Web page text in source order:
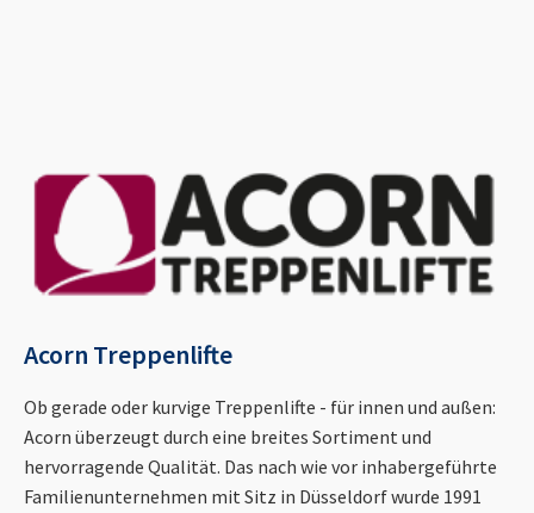
Acorn Treppenlifte
Ob gerade oder kurvige Treppenlifte - für innen und außen:
Acorn überzeugt durch eine breites Sortiment und
hervorragende Qualität. Das nach wie vor inhabergeführte
Familienunternehmen mit Sitz in Düsseldorf wurde 1991